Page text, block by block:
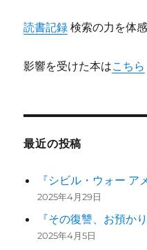
読書記録 検索の力を体
影響を受けた本はこちら
最近の投稿
『シビル・ウォー ア
2025年4月29日
『その復讐、お預か
2025年4月5日